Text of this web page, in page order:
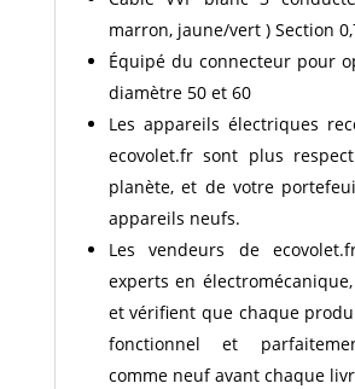
marron, jaune/vert ) Section
Équipé du connecteur pour
diamètre 50 et 60
Les appareils électriques
ecovolet.fr sont plus
planète, et de votre
appareils neufs.
Les vendeurs de
experts en
et vérifient que chaque
fonctionnel et
comme neuf avant chaque